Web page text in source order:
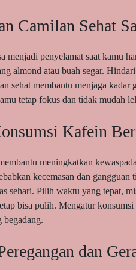
Camilan Sehat
menjadi penyelamat saat kamu
almond atau buah segar.
sehat membantu menjaga
tetap fokus dan tidak mudah
Kafein
meningkatkan
kecemasan dan
sehari. Pilih waktu yang tepat,
bisa pulih. Mengatur
begadang.
dan